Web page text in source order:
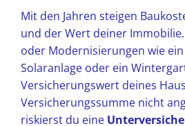
Mit den Jahren steigen
und der Wert deiner
oder Modernisierungen wie
Solaranlage oder ein
Versicherungswert deines
Versicherungssumme nicht
riskierst du eine